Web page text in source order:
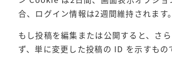
合、ログイン情報は2週間維持されま
もし投稿を編集または公開すると、さ
ず、単に変更した投稿の ID を示すもの